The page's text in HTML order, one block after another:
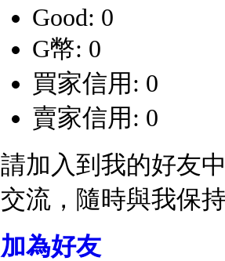
Good: 0
G幣: 0
買家信用: 0
賣家信用: 0
請加入到我的好友
交流，隨時與我保
加為好友